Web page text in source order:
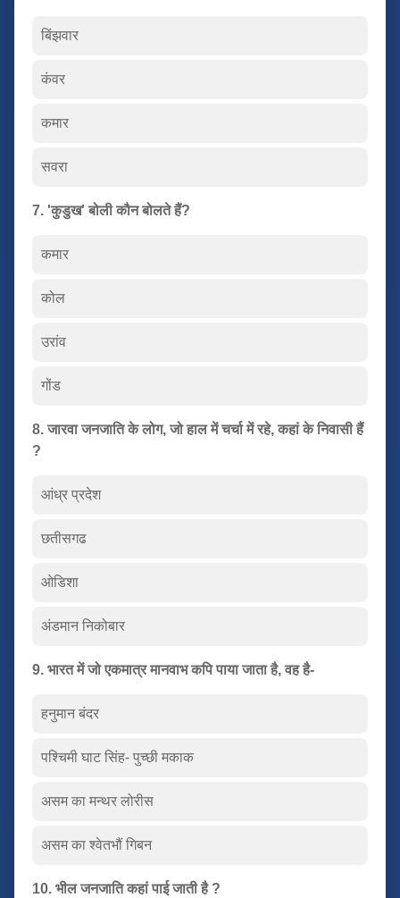
बिंझवार
कंवर
कमार
सवरा
7. 'कुडुख' बोली कौन बोलते हैं?
कमार
कोल
उरांव
गोंड
8. जारवा जनजाति के लोग, जो हाल में चर्चा में रहे, कहां के निवासी हैं
?
आंध्र प्रदेश
छतीसगढ
ओडिशा
अंडमान निकोबार
9. भारत में जो एकमात्र मानवाभ कपि पाया जाता है, वह है-
हनुमान बंदर
पश्चिमी घाट सिंह- पुच्छी मकाक
असम का मन्थर लोरीस
असम का श्वेतभौं गिबन
10. भील जनजाति कहां पाई जाती है ?